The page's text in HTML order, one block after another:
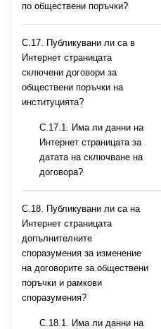
по обществени поръчки?
С.17. Публикувани ли са в
Интернет страницата
сключени договори за
обществени поръчки на
институцията?
С.17.1. Има ли данни на
Интернет страницата за
датата на сключване на
договора?
С.18. Публикувани ли са на
Интернет страницата
допълнителните
споразумения за изменение
на договорите за обществени
поръчки и рамкови
споразумения?
С.18.1. Има ли данни на